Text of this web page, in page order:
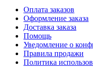
Оплата заказов
Оформление заказа
Доставка заказа
Помощь
Уведомление о
Правила продажи
Политика